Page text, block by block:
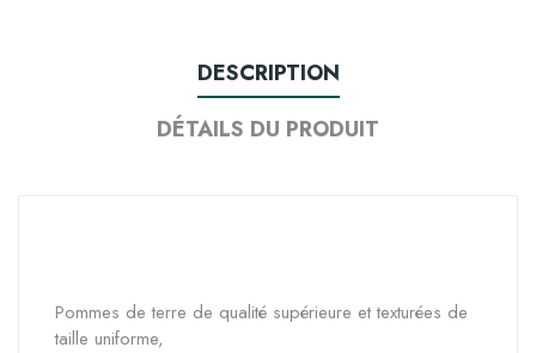
DESCRIPTION
DÉTAILS DU PRODUIT
Pommes de terre de qualité supérieure et texturées de
taille uniforme,